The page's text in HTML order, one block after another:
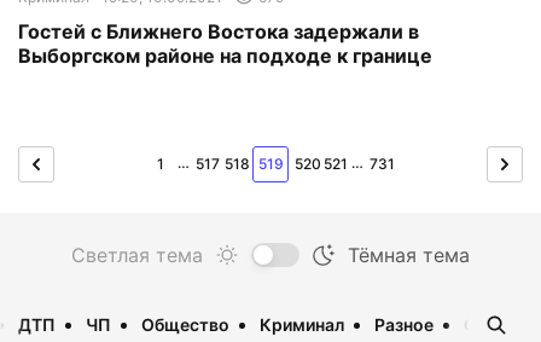
Гостей с Ближнего Востока задержали в
Выборгском районе на подходе к границе
1 … 517 518 519 520 521 … 731
ДТП ЧП Общество Криминал Разное